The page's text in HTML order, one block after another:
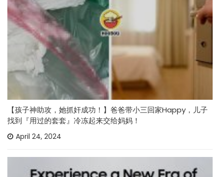
【孩子神助攻，她抓奸成功！】爸爸带小三回家Happy，儿子
找到『用过的套套』冷冻起来交给妈妈！
April 24, 2024